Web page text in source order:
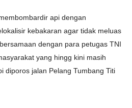
api dengan
kebakaran agar tidak meluas
dengan para petugas TNI
yang hingg kini masih
diporos jalan Pelang Tumbang Titi